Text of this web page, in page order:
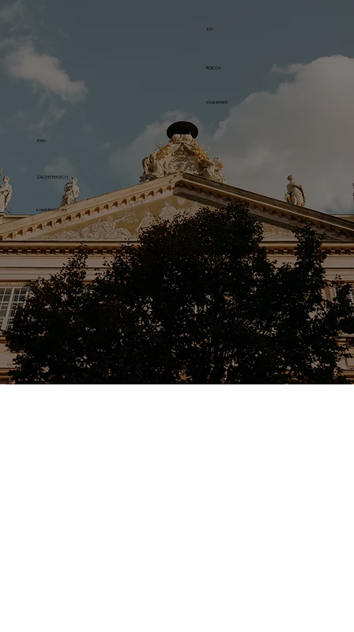
455+
ZACHYTENÝCH
svadobných dní
DESTINÁCII
po celom svete
10+
ROKOV
skúseností